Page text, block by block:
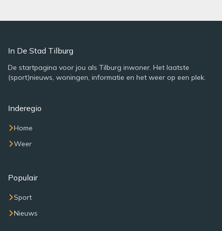
In De Stad Tilburg
De startpagina voor jou als Tilburg inwoner. Het laatste
(sport)nieuws, woningen, informatie en het weer op een plek.
Inderegio
Home
Weer
Populair
Sport
Nieuws